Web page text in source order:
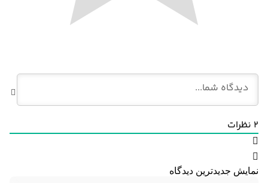
2 نظرات
نمایش جدیدترین دیدگاه